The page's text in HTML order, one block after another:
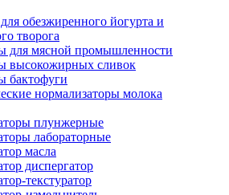
обезжиренного йогурта и
творога
для мясной промышленности
высокожирных сливок
бактофуги
нормализаторы молока
плунжерные
лабораторные
масла
диспергатор
текстуратор